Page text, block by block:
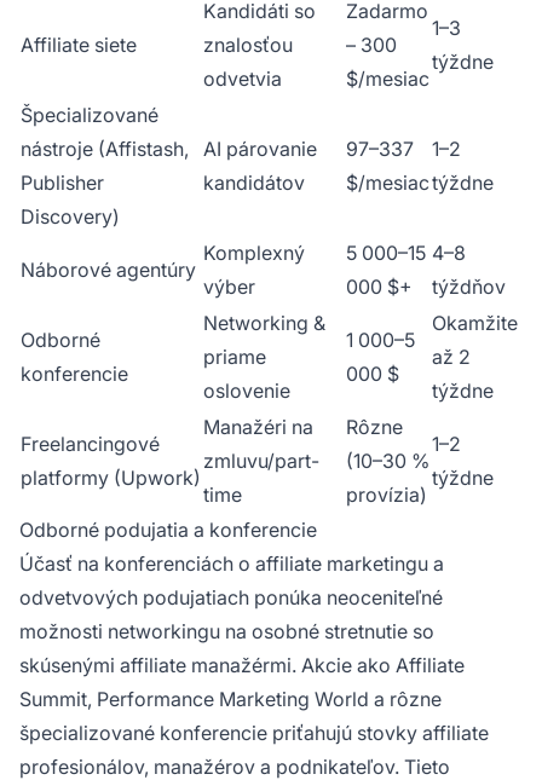
Affiliate siete
Kandidáti so
znalosťou
odvetvia
Zadarmo
– 300
$/mesiac
1–3
týždne
Špecializované
nástroje (Affistash,
Publisher
Discovery)
AI párovanie
kandidátov
97–337
$/mesiac
1–2
týždne
Náborové agentúry
Komplexný
výber
5 000–15
000 $+
4–8
týždňov
Odborné
konferencie
Networking &
priame
oslovenie
1 000–5
000 $
Okamžite
až 2
týždne
Freelancingové
platformy (Upwork)
Manažéri na
zmluvu/part-
time
Rôzne
(10–30 %
provízia)
1–2
týždne
Odborné podujatia a konferencie
Účasť na konferenciách o affiliate marketingu a
odvetvových podujatiach ponúka neoceniteľné
možnosti networkingu na osobné stretnutie so
skúsenými affiliate manažérmi. Akcie ako Affiliate
Summit, Performance Marketing World a rôzne
špecializované konferencie priťahujú stovky affiliate
profesionálov, manažérov a podnikateľov. Tieto